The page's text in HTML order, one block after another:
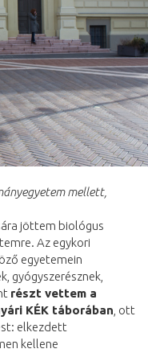
mellett,
jöttem biológus
Az egykori
egyetemein
gyógyszerésznek,
részt vettem a
KÉK táborában, ott
elkezdett
kellene